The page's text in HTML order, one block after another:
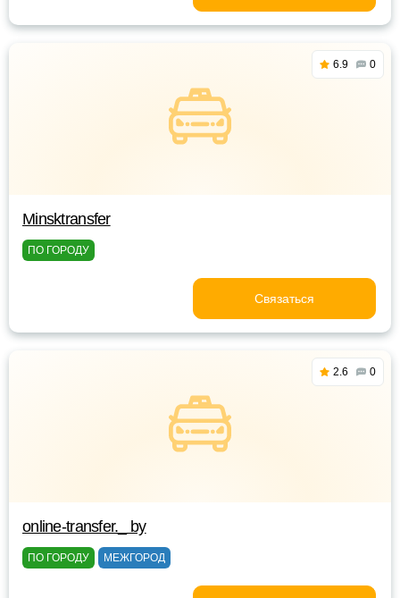
6.9 0
Minsktransfer
ПО ГОРОДУ
Связаться
2.6 0
online-transfer._ by
ПО ГОРОДУ МЕЖГОРОД